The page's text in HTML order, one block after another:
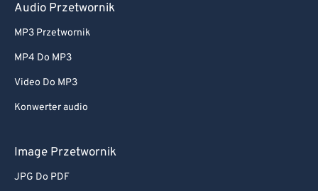
Audio Przetwornik
MP3 Przetwornik
MP4 Do MP3
Video Do MP3
Konwerter audio
Image Przetwornik
JPG Do PDF